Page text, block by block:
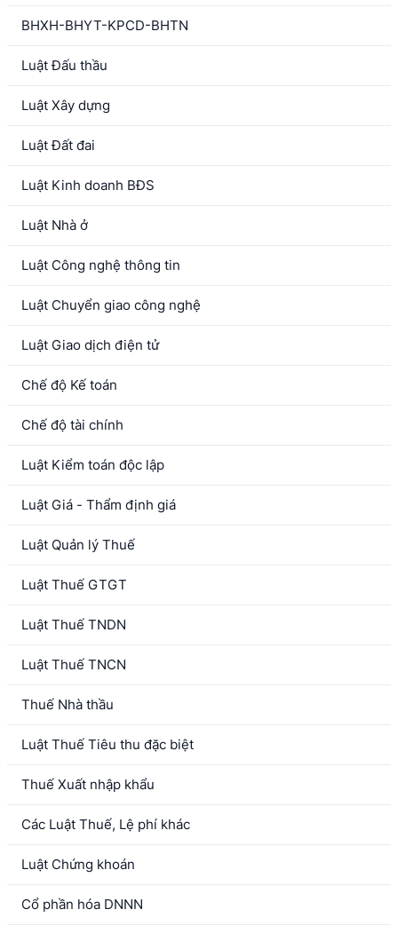
BHXH-BHYT-KPCD-BHTN
Luật Đấu thầu
Luật Xây dựng
Luật Đất đai
Luật Kinh doanh BĐS
Luật Nhà ở
Luật Công nghệ thông tin
Luật Chuyển giao công nghệ
Luật Giao dịch điện tử
Chế độ Kế toán
Chế độ tài chính
Luật Kiểm toán độc lập
Luật Giá - Thẩm định giá
Luật Quản lý Thuế
Luật Thuế GTGT
Luật Thuế TNDN
Luật Thuế TNCN
Thuế Nhà thầu
Luật Thuế Tiêu thu đặc biệt
Thuế Xuất nhập khẩu
Các Luật Thuế, Lệ phí khác
Luật Chứng khoán
Cổ phần hóa DNNN